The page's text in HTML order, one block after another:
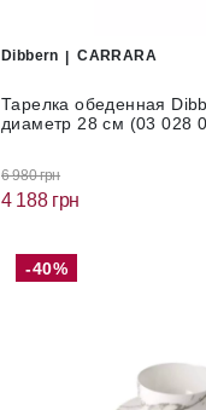
Dibbern CARRARA
Тарелка обеденная
диаметр 28 см (03 028
6 980 грн
4 188 грн
-40%